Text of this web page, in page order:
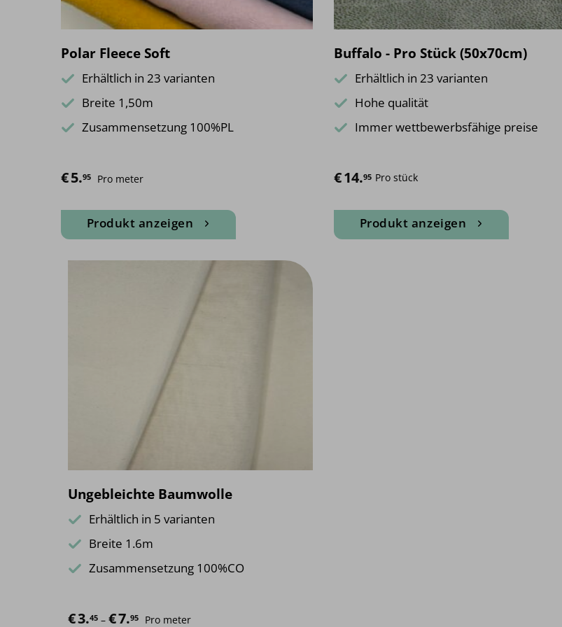
Polar Fleece Soft
Erhältlich in 23 varianten
Breite 1,50m
Zusammensetzung 100%PL
€5.95 Pro meter
Produkt anzeigen
Buffalo - Pro Stück (50x70cm)
Erhältlich in 23 varianten
Hohe qualität
Immer wettbewerbsfähige preise
€14.95 Pro stück
Produkt anzeigen
Ungebleichte Baumwolle
Erhältlich in 5 varianten
Breite 1.6m
Zusammensetzung 100%CO
€3.45 – €7.95 Preisspanne: €3.45 bis €7.95
Pro meter